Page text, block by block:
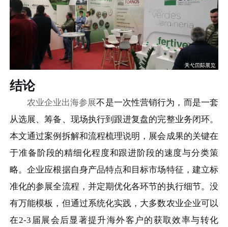
结论
农业企业出海参展不是一次性营销行为，而是一套
从选展、筹备、现场执行到跟进复盘的完整业务闭环。
本文通过案例拆解和流程梳理说明，展会成果的关键在
于准备阶段的精细化程度和跟进阶段的速度与分类策
略。企业应根据自身产品特点和目标市场特征，建立标
准化的参展全流程，并定期优化各环节的执行细节。没
有万能模板，但通过系统化实践，大多数农业企业可以
在2-3届展会后显著提升海外客户的获取效率与转化